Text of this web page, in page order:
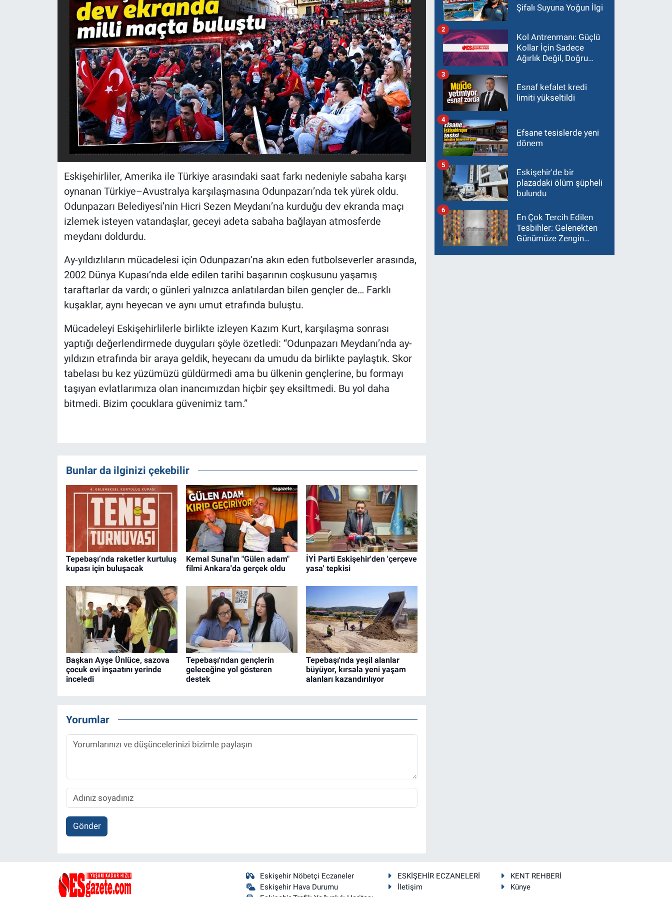
Eskişehirliler, Amerika ile Türkiye arasındaki saat farkı nedeniyle sabaha karşı
oynanan Türkiye–Avustralya karşılaşmasına Odunpazarı’nda tek yürek oldu.
Odunpazarı Belediyesi’nin Hicri Sezen Meydanı’na kurduğu dev ekranda maçı
izlemek isteyen vatandaşlar, geceyi adeta sabaha bağlayan atmosferde
meydanı doldurdu.
Ay-yıldızlıların mücadelesi için Odunpazarı’na akın eden futbolseverler arasında,
2002 Dünya Kupası’nda elde edilen tarihi başarının coşkusunu yaşamış
taraftarlar da vardı; o günleri yalnızca anlatılardan bilen gençler de… Farklı
kuşaklar, aynı heyecan ve aynı umut etrafında buluştu.
Mücadeleyi Eskişehirlilerle birlikte izleyen Kazım Kurt, karşılaşma sonrası
yaptığı değerlendirmede duyguları şöyle özetledi: “Odunpazarı Meydanı’nda ay-
yıldızın etrafında bir araya geldik, heyecanı da umudu da birlikte paylaştık. Skor
tabelası bu kez yüzümüzü güldürmedi ama bu ülkenin gençlerine, bu formayı
taşıyan evlatlarımıza olan inancımızdan hiçbir şey eksiltmedi. Bu yol daha
bitmedi. Bizim çocuklara güvenimiz tam.”
Bunlar da ilginizi çekebilir
Tepebaşı’nda raketler kurtuluş
kupası için buluşacak
Kemal Sunal'ın "Gülen adam"
filmi Ankara'da gerçek oldu
İYİ Parti Eskişehir'den 'çerçeve
yasa' tepkisi
Başkan Ayşe Ünlüce, sazova
çocuk evi inşaatını yerinde
inceledi
Tepebaşı'ndan gençlerin
geleceğine yol gösteren
destek
Tepebaşı'nda yeşil alanlar
büyüyor, kırsala yeni yaşam
alanları kazandırılıyor
Yorumlar
Gönder
Şifalı Suyuna Yoğun İlgi
Kol Antrenmanı: Güçlü
Kollar İçin Sadece
Ağırlık Değil, Doğru
2
Esnaf kefalet kredi
limiti yükseltildi
3
Efsane tesislerde yeni
dönem
4
Eskişehir'de bir
plazadaki ölüm şüpheli
bulundu
5
En Çok Tercih Edilen
Tesbihler: Gelenekten
Günümüze Zengin
6
Eskişehir Nöbetçi Eczaneler
Eskişehir Hava Durumu
ESKİŞEHİR ECZANELERİ
KENT REHBERİ
İletişim
Künye
Bilim ve Teknoloji